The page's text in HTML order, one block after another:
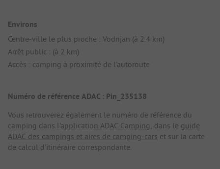
Environs
Centre-ville le plus proche : Vodnjan (à 2.4 km)
Arrêt public : (à 2 km)
Accès : camping à proximité de l'autoroute
Numéro de référence ADAC : Pin_235138
Vous retrouverez également le numéro de référence du
camping dans l'application ADAC Camping , dans le guide
ADAC des campings et aires de camping-cars et sur la carte
de calcul d'itinéraire correspondante.